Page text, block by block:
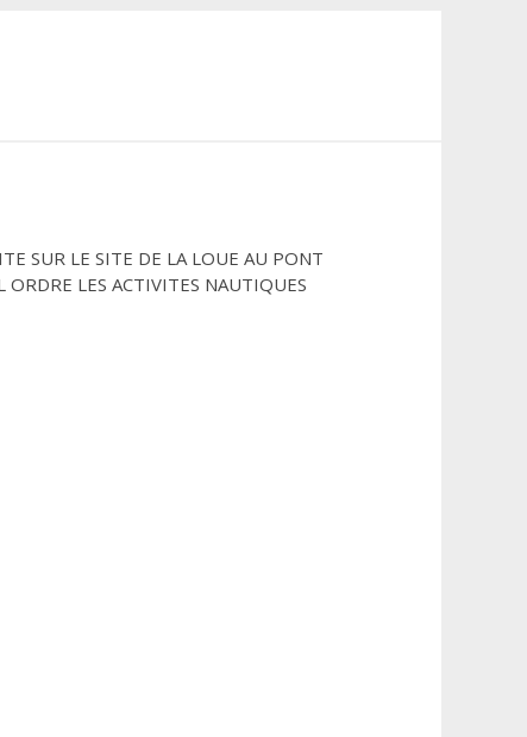
SUR LE SITE DE LA LOUE AU PONT
LES ACTIVITES NAUTIQUES